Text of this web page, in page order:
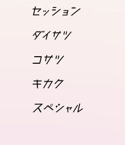
18
19
sun
mon
21